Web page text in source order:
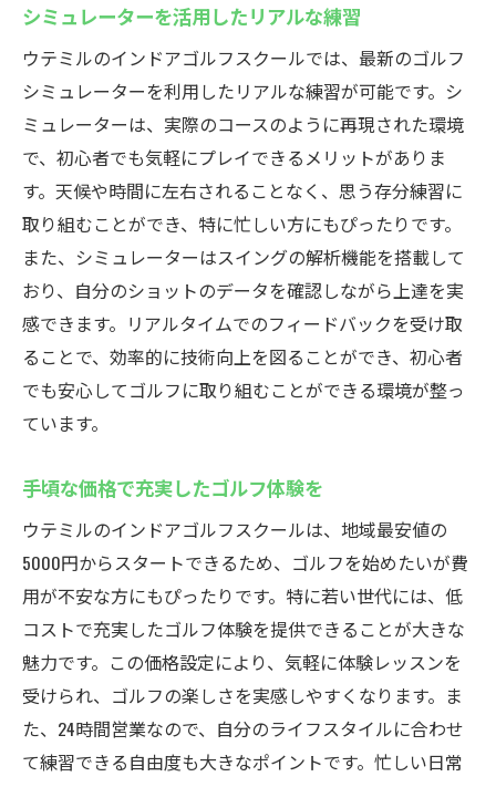
シミュレーターを活用したリアルな練習
ウテミルのインドアゴルフスクールでは、最新のゴルフ
シミュレーターを利用したリアルな練習が可能です。シ
ミュレーターは、実際のコースのように再現された環境
で、初心者でも気軽にプレイできるメリットがありま
す。天候や時間に左右されることなく、思う存分練習に
取り組むことができ、特に忙しい方にもぴったりです。
また、シミュレーターはスイングの解析機能を搭載して
おり、自分のショットのデータを確認しながら上達を実
感できます。リアルタイムでのフィードバックを受け取
ることで、効率的に技術向上を図ることができ、初心者
でも安心してゴルフに取り組むことができる環境が整っ
ています。
手頃な価格で充実したゴルフ体験を
ウテミルのインドアゴルフスクールは、地域最安値の
5000円からスタートできるため、ゴルフを始めたいが費
用が不安な方にもぴったりです。特に若い世代には、低
コストで充実したゴルフ体験を提供できることが大きな
魅力です。この価格設定により、気軽に体験レッスンを
受けられ、ゴルフの楽しさを実感しやすくなります。ま
た、24時間営業なので、自分のライフスタイルに合わせ
て練習できる自由度も大きなポイントです。忙しい日常